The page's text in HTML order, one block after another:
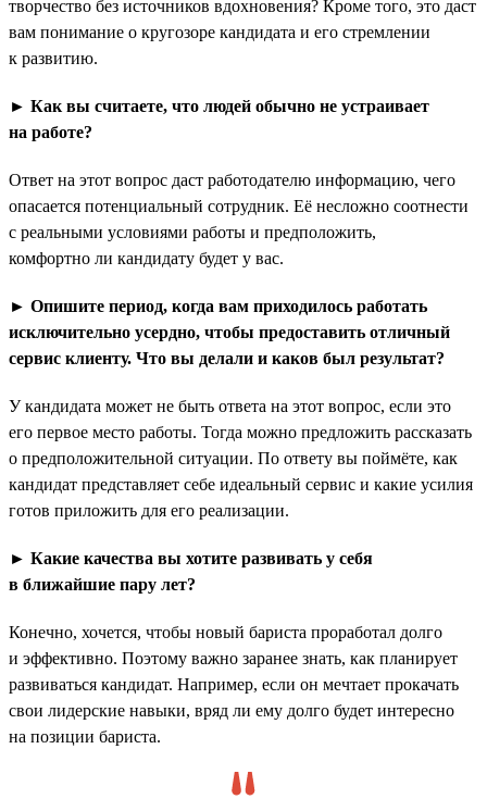
творчество без источников вдохновения? Кроме того, это даст
вам понимание о кругозоре кандидата и его стремлении
к развитию.
► Как вы считаете, что людей обычно не устраивает
на работе?
Ответ на этот вопрос даст работодателю информацию, чего
опасается потенциальный сотрудник. Её несложно соотнести
с реальными условиями работы и предположить,
комфортно ли кандидату будет у вас.
► Опишите период, когда вам приходилось работать
исключительно усердно, чтобы предоставить отличный
сервис клиенту. Что вы делали и каков был результат?
У кандидата может не быть ответа на этот вопрос, если это
его первое место работы. Тогда можно предложить рассказать
о предположительной ситуации. По ответу вы поймёте, как
кандидат представляет себе идеальный сервис и какие усилия
готов приложить для его реализации.
► Какие качества вы хотите развивать у себя
в ближайшие пару лет?
Конечно, хочется, чтобы новый бариста проработал долго
и эффективно. Поэтому важно заранее знать, как планирует
развиваться кандидат. Например, если он мечтает прокачать
свои лидерские навыки, вряд ли ему долго будет интересно
на позиции бариста.